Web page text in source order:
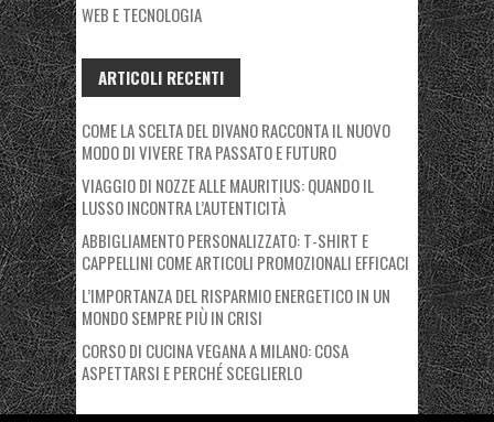
WEB E TECNOLOGIA
ARTICOLI RECENTI
COME LA SCELTA DEL DIVANO RACCONTA IL NUOVO
MODO DI VIVERE TRA PASSATO E FUTURO
VIAGGIO DI NOZZE ALLE MAURITIUS: QUANDO IL
LUSSO INCONTRA L’AUTENTICITÀ
ABBIGLIAMENTO PERSONALIZZATO: T-SHIRT E
CAPPELLINI COME ARTICOLI PROMOZIONALI EFFICACI
L’IMPORTANZA DEL RISPARMIO ENERGETICO IN UN
MONDO SEMPRE PIÙ IN CRISI
CORSO DI CUCINA VEGANA A MILANO: COSA
ASPETTARSI E PERCHÉ SCEGLIERLO